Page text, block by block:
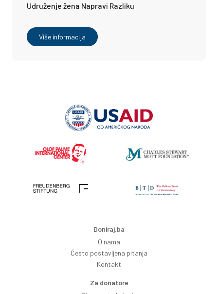
Udruženje žena Napravi Razliku
Više informacija
Doniraj.ba
O nama
Često postavljena pitanja
Kontakt
Za donatore